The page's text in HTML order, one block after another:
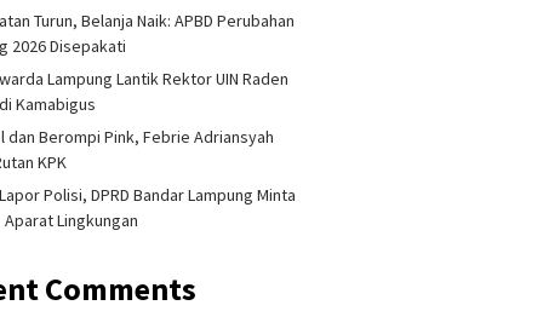
Turun, Belanja Naik: APBD Perubahan
2026 Disepakati
Lampung Lantik Rektor UIN Raden
Kamabigus
dan Berompi Pink, Febrie Adriansyah
KPK
Polisi, DPRD Bandar Lampung Minta
Aparat Lingkungan
Comments